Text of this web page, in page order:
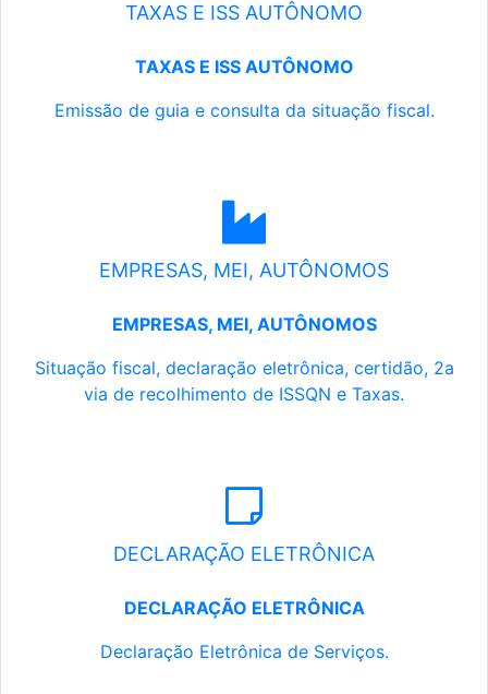
TAXAS E ISS AUTÔNOMO
TAXAS E ISS AUTÔNOMO
Emissão de guia e consulta da situação fiscal.
EMPRESAS, MEI, AUTÔNOMOS
EMPRESAS, MEI, AUTÔNOMOS
Situação fiscal, declaração eletrônica, certidão, 2a
via de recolhimento de ISSQN e Taxas.
DECLARAÇÃO ELETRÔNICA
DECLARAÇÃO ELETRÔNICA
Declaração Eletrônica de Serviços.